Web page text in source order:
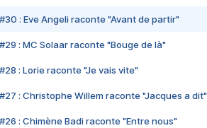
#30 : Eve Angeli raconte "Avant de partir"
#29 : MC Solaar raconte "Bouge de là"
#28 : Lorie raconte "Je vais vite"
#27 : Christophe Willem raconte "Jacques a dit"
#26 : Chimène Badi raconte "Entre nous"